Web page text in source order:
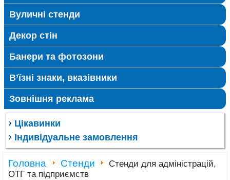
Вуличні стенди
Декор стін
Банери та фотозони
В’їзні знаки, вказівники
Зовнішня реклама
Цікавинки
Індивідуальне замовлення
Головна Стенди
Стенди для адміністрацій,
ОТГ та підприємств